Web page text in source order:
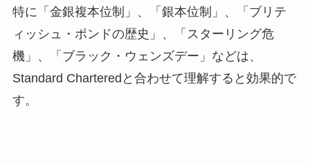
特に「金銀複本位制」、「銀本位制」、「ブリテ
ィッシュ・ポンドの歴史」、「スターリング危
機」、「ブラック・ウェンズデー」などは、
Standard Charteredと合わせて理解すると効果的で
す。